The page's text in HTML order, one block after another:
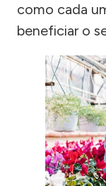
como cada
beneficiar o